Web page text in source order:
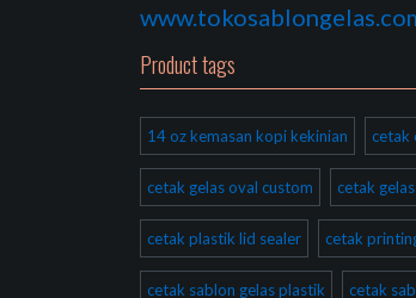
Product tags
14 oz kemasan kopi kekinian cetak
cetak gelas oval custom cetak
cetak plastik lid sealer cetak
cetak sablon gelas plastik cetak